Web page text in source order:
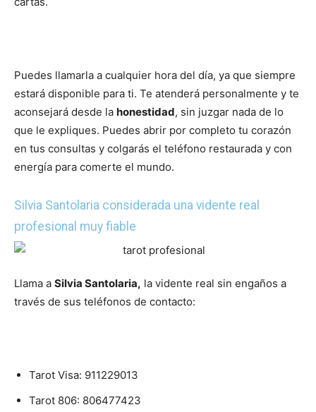
Puedes llamarla a cualquier hora del día, ya que siempre
estará disponible para ti. Te atenderá personalmente y te
aconsejará desde la honestidad, sin juzgar nada de lo
que le expliques. Puedes abrir por completo tu corazón
en tus consultas y colgarás el teléfono restaurada y con
energía para comerte el mundo.
Silvia Santolaria considerada una vidente real
profesional muy fiable
Llama a Silvia Santolaria, la vidente real sin engaños a
través de sus teléfonos de contacto:
Tarot Visa: 911229013
Tarot 806: 806477423